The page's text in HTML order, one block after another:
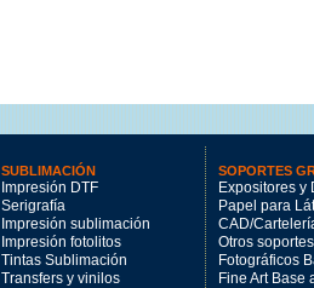
SUBLIMACIÓN
Impresión DTF
Serigrafía
Impresión sublimación
Impresión fotolitos
Tintas Sublimación
Transfers y vinilos
SOPORTES
Expositores y
Papel para
CAD/
Otros soportes
Fotográficos
Fine Art Base